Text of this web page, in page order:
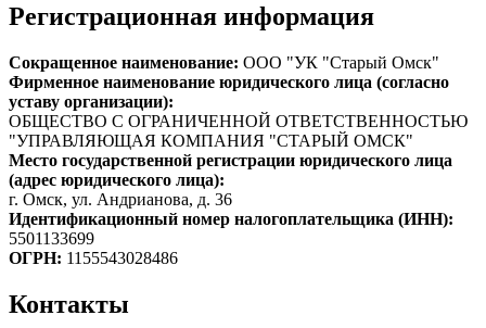
Регистрационная информация
Сокращенное наименование: ООО "УК "Старый Омск"
Фирменное наименование юридического лица (согласно
уставу организации):
ОБЩЕСТВО С ОГРАНИЧЕННОЙ ОТВЕТСТВЕННОСТЬЮ
"УПРАВЛЯЮЩАЯ КОМПАНИЯ "СТАРЫЙ ОМСК"
Место государственной регистрации юридического лица
(адрес юридического лица):
г. Омск, ул. Андрианова, д. 36
Идентификационный номер налогоплательщика (ИНН):
5501133699
ОГРН: 1155543028486
Контакты